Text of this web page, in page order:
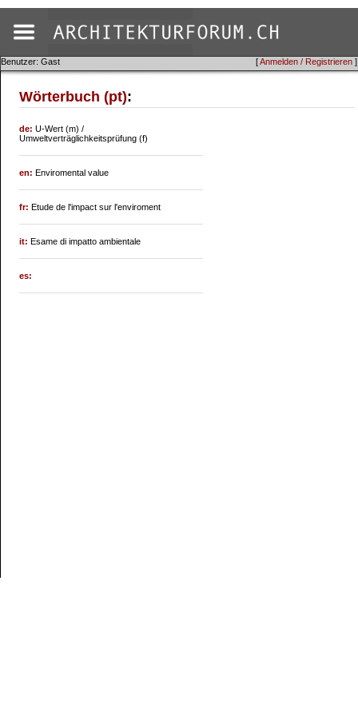
[Anmelden / Registrieren ]
Benutzer: Gast
Wörterbuch (pt):
de:U-Wert (m) /
Umweltverträglichkeitsprüfung (f)
en:Enviromental value
fr:Etude de l'impact sur l'enviroment
it:Esame di impatto ambientale
es: